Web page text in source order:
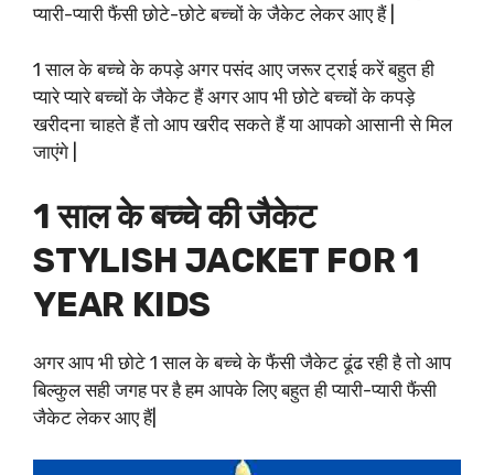
प्यारी-प्यारी फैंसी छोटे-छोटे बच्चों के जैकेट लेकर आए हैं |
1 साल के बच्चे के कपड़े अगर पसंद आए जरूर ट्राई करें बहुत ही
प्यारे प्यारे बच्चों के जैकेट हैं अगर आप भी छोटे बच्चों के कपड़े
खरीदना चाहते हैं तो आप खरीद सकते हैं या आपको आसानी से मिल
जाएंगे |
1 साल के बच्चे की जैकेट
STYLISH JACKET FOR 1
YEAR KIDS
अगर आप भी छोटे 1 साल के बच्चे के फैंसी जैकेट ढूंढ रही है तो आप
बिल्कुल सही जगह पर है हम आपके लिए बहुत ही प्यारी-प्यारी फैंसी
जैकेट लेकर आए हैं|